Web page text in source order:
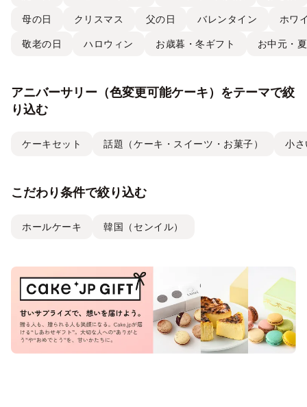
母の日 クリスマス 父の日 バレンタイン ホワ
敬老の日 ハロウィン お歳暮・冬ギフト お中元・
アニバーサリー（色変更可能ケーキ）をテーマで絞
り込む
ケーキセット 話題（ケーキ・スイーツ・お菓子） 小
こだわり条件で絞り込む
ホールケーキ 韓国（センイル）